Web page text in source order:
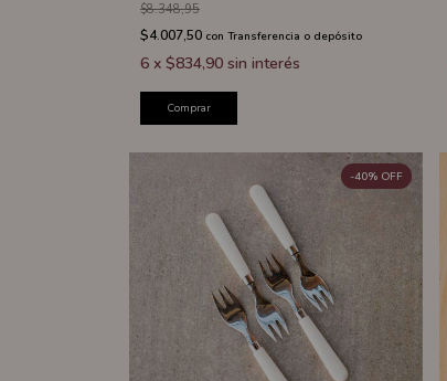
$8.348,95
$4.007,50 con Transferencia o depósito
6 x $834,90 sin interés
Comprar
-40% OFF